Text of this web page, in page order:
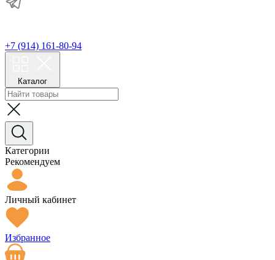
+7 (914) 161-80-94
Каталог
Категории
Рекомендуем
Личный кабинет
Избранное